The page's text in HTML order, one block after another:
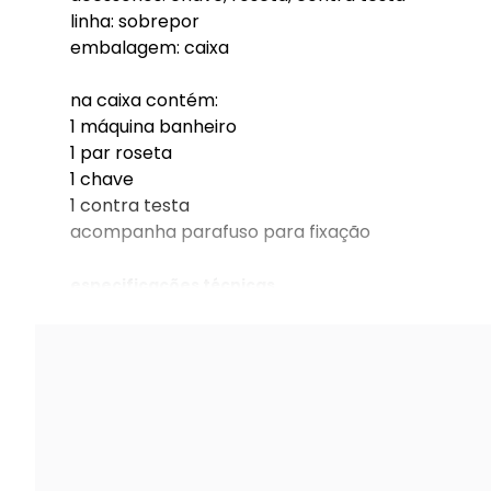
linha: sobrepor
embalagem: caixa
na caixa contém:
1 máquina banheiro
1 par roseta
1 chave
1 contra testa
acompanha parafuso para fixação